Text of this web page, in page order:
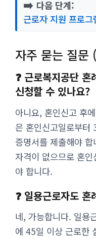
➡️ 다음 단계:
근로자 지원 프로
자주 묻는 질문
❓ 근로복지공단
신청할 수 있나요?
아니요, 혼인신고 후
은 혼인신고일로부터
증명서를 제출해야
자격이 없으므로 혼
야 합니다.
❓ 일용근로자도
네, 가능합니다. 일용
에 45일 이상 근로한